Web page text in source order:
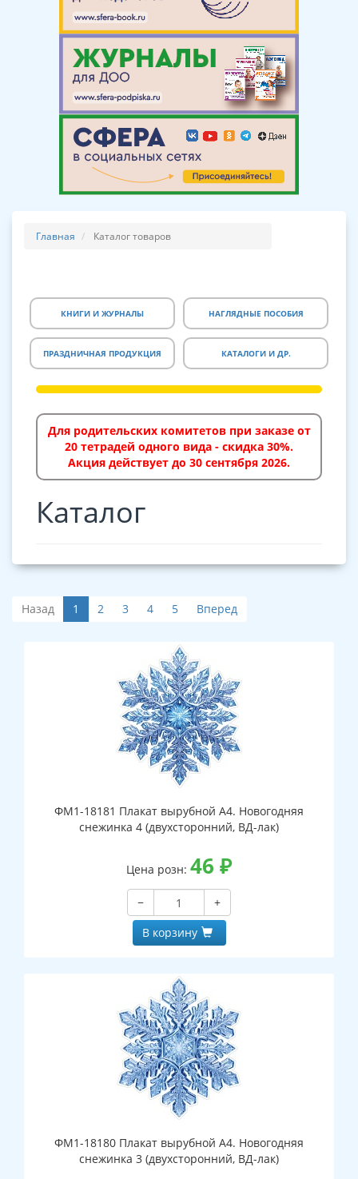
Главная Каталог товаров
КНИГИ И ЖУРНАЛЫ НАГЛЯДНЫЕ ПОСОБИЯ
ПРАЗДНИЧНАЯ ПРОДУКЦИЯ КАТАЛОГИ И ДР.
Для родительских комитетов при заказе от
20 тетрадей одного вида - скидка 30%.
Акция действует до 30 сентября 2026.
Каталог
Назад 1 2 3 4 5 Вперед
ФМ1-18181 Плакат вырубной А4. Новогодняя
снежинка 4 (двухсторонний, ВД-лак)
Цена розн: 46 ₽
−
+
В корзину
ФМ1-18180 Плакат вырубной А4. Новогодняя
снежинка 3 (двухсторонний, ВД-лак)